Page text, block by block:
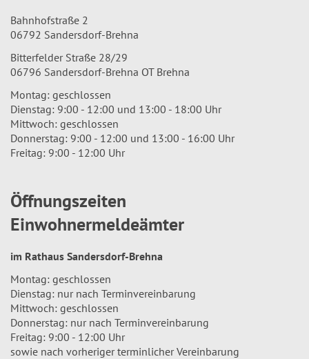
Bahnhofstraße 2
06792 Sandersdorf-Brehna
Bitterfelder Straße 28/29
06796 Sandersdorf-Brehna OT Brehna
Montag: geschlossen
Dienstag: 9:00 - 12:00 und 13:00 - 18:00 Uhr
Mittwoch: geschlossen
Donnerstag: 9:00 - 12:00 und 13:00 - 16:00 Uhr
Freitag: 9:00 - 12:00 Uhr
Öffnungszeiten
Einwohnermeldeämter
im Rathaus Sandersdorf-Brehna
Montag: geschlossen
Dienstag: nur nach Terminvereinbarung
Mittwoch: geschlossen
Donnerstag: nur nach Terminvereinbarung
Freitag: 9:00 - 12:00 Uhr
sowie nach vorheriger terminlicher Vereinbarung